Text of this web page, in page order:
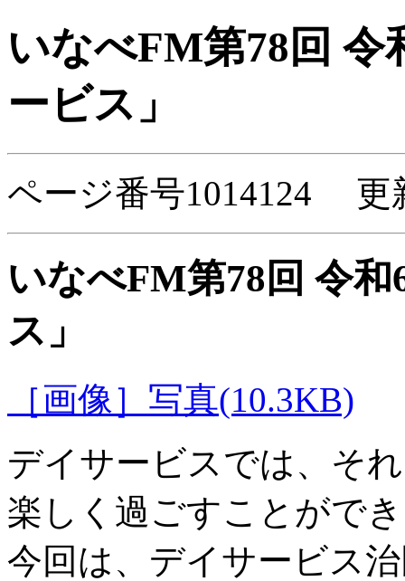
いなべFM第78回 令
ービス」
ページ番号1014124 更
いなべFM第78回 令
ス」
［画像］写真(10.3KB)
デイサービスでは、そ
楽しく過ごすことがで
今回は、デイサービス